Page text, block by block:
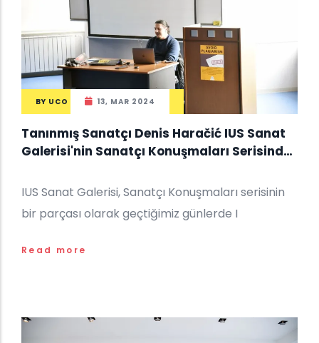
BY UCO 13, MAR 2024
Tanınmış Sanatçı Denis Haračić IUS Sanat
Galerisi'nin Sanatçı Konuşmaları Serisinde
IUS Sanat Galerisi, Sanatçı Konuşmaları serisinin
bir parçası olarak geçtiğimiz günlerde I
Read more